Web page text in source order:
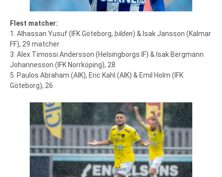
Flest matcher:
1. Alhassan Yusuf (IFK Göteborg, bilden) & Isak Jansson (Kalmar
FF), 29 matcher
3. Alex Timossi Andersson (Helsingborgs IF) & Isak Bergmann
Johannesson (IFK Norrköping), 28
5. Paulos Abraham (AIK), Eric Kahl (AIK) & Emil Holm (IFK
Göteborg), 26